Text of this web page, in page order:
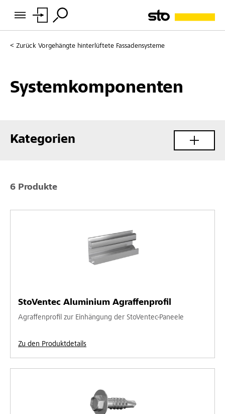
Zurück Vorgehängte hinterlüftete Fassadensysteme
Systemkomponenten
Kategorien
6 Produkte
StoVentec Aluminium Agraffenprofil
Agraffenprofil zur Einhängung der StoVentec-Paneele
Zu den Produktdetails